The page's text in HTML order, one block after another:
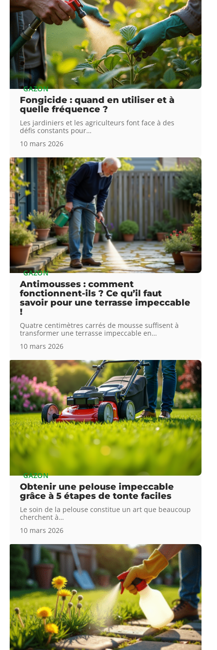
GAZON
Fongicide : quand en utiliser et à
quelle fréquence ?
Les jardiniers et les agriculteurs font face à des
défis constants pour…
10 mars 2026
GAZON
Antimousses : comment
fonctionnent-ils ? Ce qu’il faut
savoir pour une terrasse impeccable
!
Quatre centimètres carrés de mousse suffisent à
transformer une terrasse impeccable en…
10 mars 2026
GAZON
Obtenir une pelouse impeccable
grâce à 5 étapes de tonte faciles
Le soin de la pelouse constitue un art que beaucoup
cherchent à…
10 mars 2026